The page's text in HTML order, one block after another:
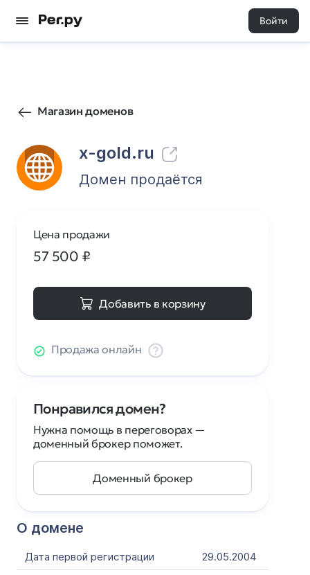
Войти
Магазин доменов
x-gold.ru
30 0
Домен продаётся
О домене
Дата первой регистрации
29.05.2004
Цена продажи
57 500 ₽
Добавить в корзину
Продажа онлайн
Понравился домен?
Нужна помощь в переговорах —
доменный брокер поможет.
Доменный брокер